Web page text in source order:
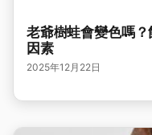
老爺樹蛙會變色嗎
因素
2025年12月22日